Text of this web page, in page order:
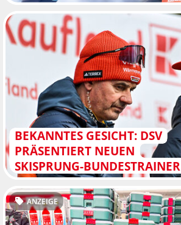
BEKANNTES GESICHT: DSV
PRÄSENTIERT NEUEN
SKISPRUNG-BUNDESTRAINER
ANZEIGE